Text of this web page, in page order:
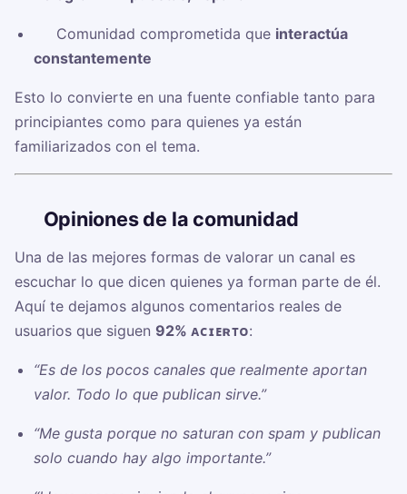
✅ Comunidad comprometida que interactúa
constantemente
Esto lo convierte en una fuente confiable tanto para
principiantes como para quienes ya están
familiarizados con el tema.
Opiniones de la comunidad
Una de las mejores formas de valorar un canal es
escuchar lo que dicen quienes ya forman parte de él.
Aquí te dejamos algunos comentarios reales de
usuarios que siguen 92% ᴀᴄɪᴇʀᴛᴏ:
“Es de los pocos canales que realmente aportan
valor. Todo lo que publican sirve.”
“Me gusta porque no saturan con spam y publican
solo cuando hay algo importante.”